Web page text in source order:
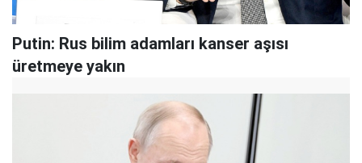
Putin: Rus bilim adamları kanser aşısı
üretmeye yakın